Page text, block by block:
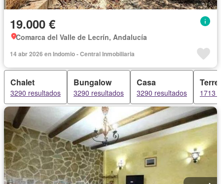
19.000 €
Comarca del Valle de Lecrín, Andalucía
14 abr 2026 en Indomio - Central Inmobiliaria
Chalet
3290 resultados
Bungalow
3290 resultados
Casa
3290 resultados 1713